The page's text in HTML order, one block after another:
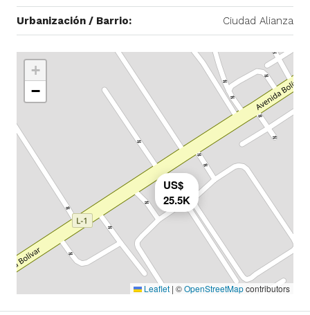
Urbanización / Barrio: Ciudad Alianza
US$
25.5K
+
−
Leaflet | ©OpenStreetMapcontributors